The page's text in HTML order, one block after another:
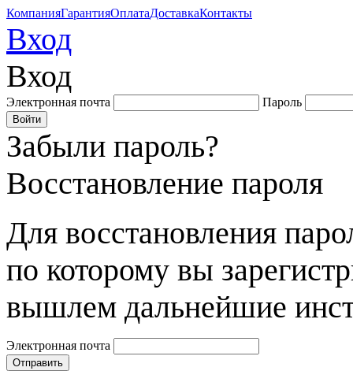
КомпанияГарантияОплатаДоставкаКонтакты
Вход
Вход
Электронная почта Пароль
Забыли пароль?
Восстановление пароля
Для восстановления
по которому вы
вышлем дальнейшие
Электронная почта